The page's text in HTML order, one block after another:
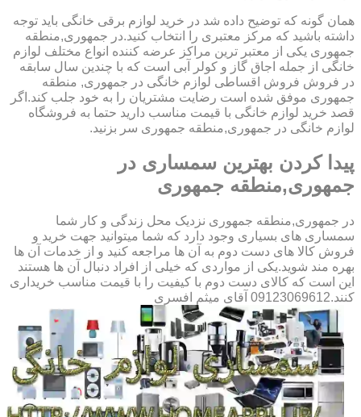
همان گونه که توضیح داده شد در خرید لوازم برقی خانگی باید توجه
داشته باشید که مرکز معتبری را انتخاب کنید.در جمهوری,منطقه
جمهوری یکی از معتبر ترین مراکز عرضه کننده انواع مختلف لوازم
خانگی از جمله اجاق گاز و کولر آبی است که با چندین سال سابقه
در فروش فروش اقساطی لوازم خانگی در جمهوری, منطقه
جمهوری موفق شده است رضایت مشتریان را به خود جلب کند.اگر
قصد خرید لوازم خانگی با قیمت مناسب دارید حتما به فروشگاه
لوازم خانگی در جمهوری,منطقه جمهوری سر بزنید.
پیدا کردن بهترین سمساری در
جمهوری,منطقه جمهوری
در جمهوری,منطقه جمهوری نزدیک محل زندگی و کار شما
سمساری های بسیاری وجود دارد که شما میتوانید جهت خرید و
فروش کالا های دست دوم به آن ها مراجعه کنید و از خدمات آن ها
بهره مند شوید.یکی از مواردی که خیلی از افراد دنبال آن ها هستند
این است که کالای دست دوم با کیفیت را با قیمت مناسب خریداری
کنند.09123069612 آقای میثم افسری